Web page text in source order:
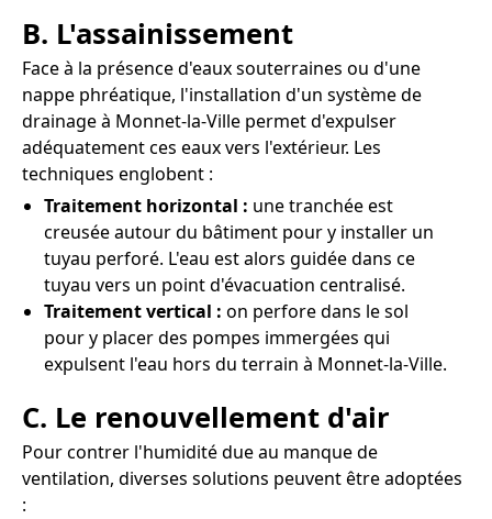
B. L'assainissement
Face à la présence d'eaux souterraines ou d'une
nappe phréatique, l'installation d'un système de
drainage à Monnet-la-Ville permet d'expulser
adéquatement ces eaux vers l'extérieur. Les
techniques englobent :
Traitement horizontal : une tranchée est
creusée autour du bâtiment pour y installer un
tuyau perforé. L'eau est alors guidée dans ce
tuyau vers un point d'évacuation centralisé.
Traitement vertical : on perfore dans le sol
pour y placer des pompes immergées qui
expulsent l'eau hors du terrain à Monnet-la-Ville.
C. Le renouvellement d'air
Pour contrer l'humidité due au manque de
ventilation, diverses solutions peuvent être adoptées
: